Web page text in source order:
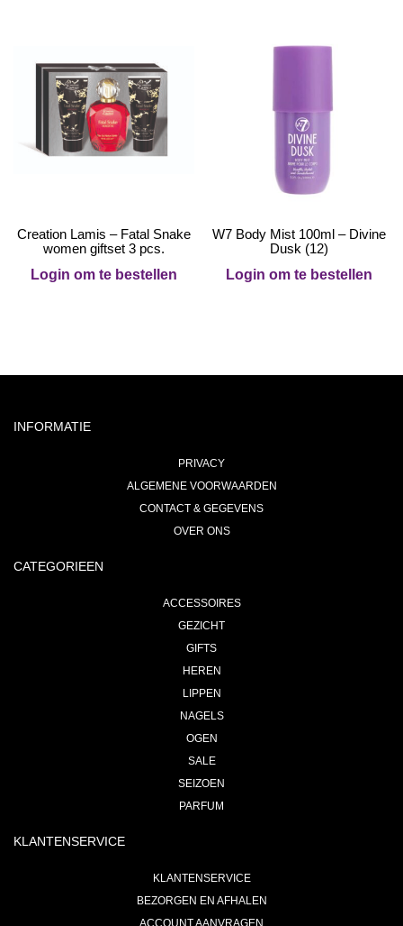
Creation Lamis – Fatal Snake
women giftset 3 pcs.
Login om te bestellen
W7 Body Mist 100ml – Divine
Dusk (12)
Login om te bestellen
INFORMATIE
PRIVACY
ALGEMENE VOORWAARDEN
CONTACT & GEGEVENS
OVER ONS
CATEGORIEEN
ACCESSOIRES
GEZICHT
GIFTS
HEREN
LIPPEN
NAGELS
OGEN
SALE
SEIZOEN
PARFUM
KLANTENSERVICE
KLANTENSERVICE
BEZORGEN EN AFHALEN
ACCOUNT AANVRAGEN